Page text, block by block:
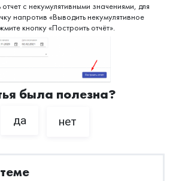
с некумулятивными значениями, для
напротив «Выводить некумулятивное
кнопку «Построить отчёт».
была полезна?
да нет